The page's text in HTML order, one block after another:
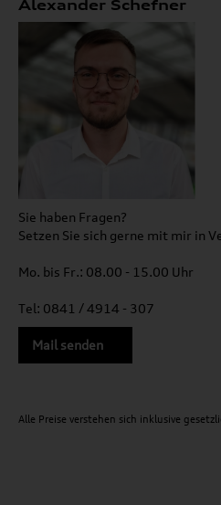
Alexander Schefner
Sie haben Fragen?
Setzen Sie sich gerne mit mir in
Mo. bis Fr.: 08.00 - 15.00 Uhr
Tel: 0841 / 4914 - 307
Mail senden
Alle Preise verstehen sich inklusive